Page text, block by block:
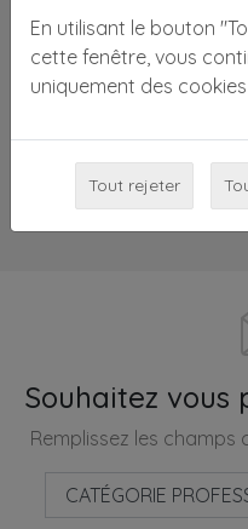
La base satinée
l'effet
fauteuil raffiné et
finitions
DEMANDEZ-
Souhaitez vous
Remplissez les
En utilisant le bouton
cette fenêtre, vous
uniquement des
Tout rejeter